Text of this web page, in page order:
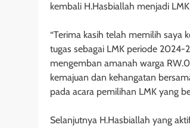
kembali H.Hasbiallah menjadi
“Terima kasih telah memilih saya
tugas sebagai LMK periode
mengemban amanah warga
kemajuan dan kehangatan
pada acara pemilihan LMK yang
Selanjutnya H.Hasbiallah yang